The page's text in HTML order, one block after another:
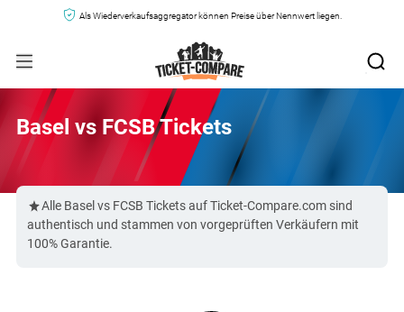
Als Wiederverkaufsaggregator können Preise über Nennwert liegen.
Basel vs FCSB Tickets
Alle Basel vs FCSB Tickets auf Ticket-Compare.com sind
authentisch und stammen von vorgeprüften Verkäufern mit
100% Garantie.